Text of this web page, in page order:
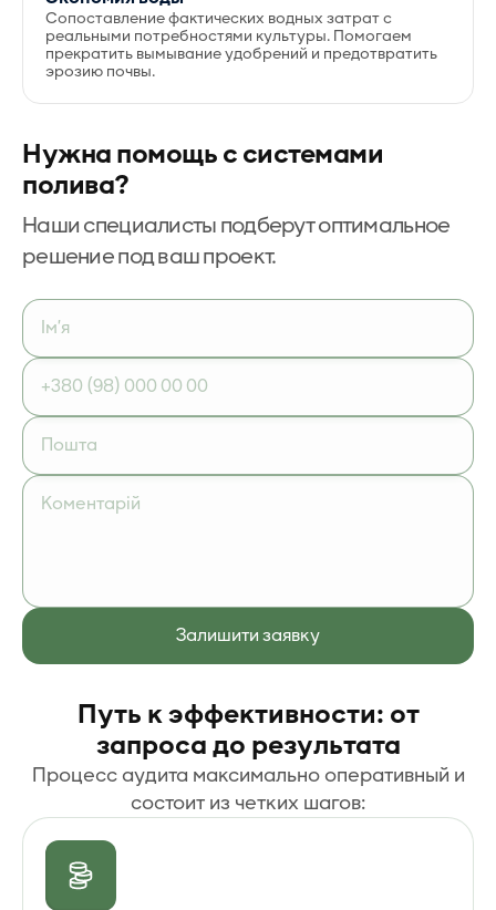
Сопоставление фактических водных затрат с
реальными потребностями культуры. Помогаем
прекратить вымывание удобрений и предотвратить
эрозию почвы.
Нужна помощь с системами
полива?
Наши специалисты подберут оптимальное
решение под ваш проект.
Путь к эффективности: от
запроса до результата
Процесс аудита максимально оперативный и
состоит из четких шагов: